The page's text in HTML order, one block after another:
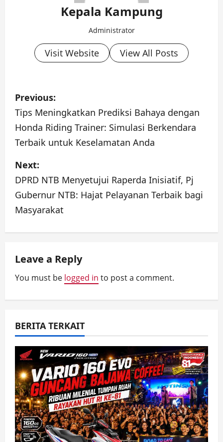
Kepala Kampung
Administrator
Visit Website View All Posts
P
o
s
n
a
v
i
g
a
t
i
o
n
Previous:
Tips Meningkatkan Prediksi Bahaya dengan
Honda Riding Trainer: Simulasi Berkendara
Terbaik untuk Keselamatan Anda
Next:
DPRD NTB Menyetujui Raperda Inisiatif, Pj
Gubernur NTB: Hajat Pelayanan Terbaik bagi
Masyarakat
Leave a Reply
You must be logged in to post a comment.
BERITA TERKAIT